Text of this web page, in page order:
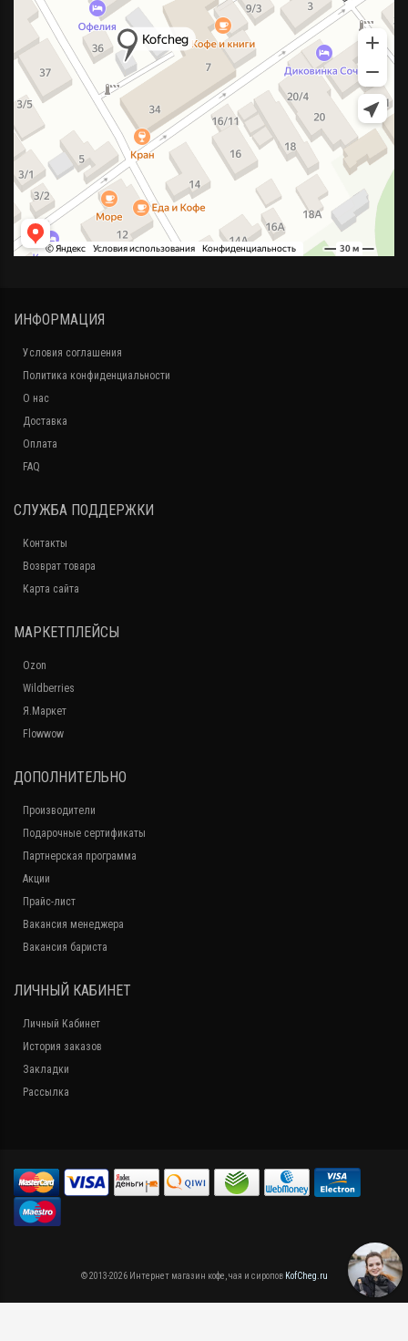
ИНФОРМАЦИЯ
Условия соглашения
Политика конфиденциальности
О нас
Доставка
Оплата
FAQ
СЛУЖБА ПОДДЕРЖКИ
Контакты
Возврат товара
Карта сайта
МАРКЕТПЛЕЙСЫ
Ozon
Wildberries
Я.Маркет
Flowwow
ДОПОЛНИТЕЛЬНО
Производители
Подарочные сертификаты
Партнерская программа
Акции
Прайс-лист
Вакансия менеджера
Вакансия бариста
ЛИЧНЫЙ КАБИНЕТ
Личный Кабинет
История заказов
Закладки
Рассылка
© 2013-2026 Интернет магазин кофе, чая и сиропов KofCheg.ru